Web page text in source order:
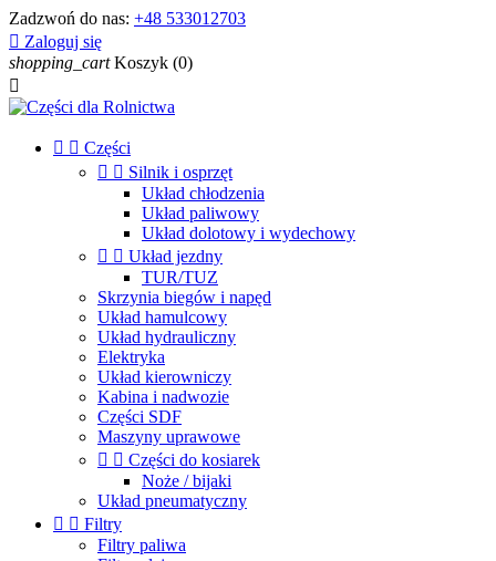
Zadzwoń do nas: +48 533012703
 Zaloguj się
shopping_cart Koszyk (0)

  Części
  Silnik i osprzęt
Układ chłodzenia
Układ paliwowy
Układ dolotowy i wydechowy
  Układ jezdny
TUR/TUZ
Skrzynia biegów i napęd
Układ hamulcowy
Układ hydrauliczny
Elektryka
Układ kierowniczy
Kabina i nadwozie
Części SDF
Maszyny uprawowe
  Części do kosiarek
Noże / bijaki
Układ pneumatyczny
  Filtry
Filtry paliwa